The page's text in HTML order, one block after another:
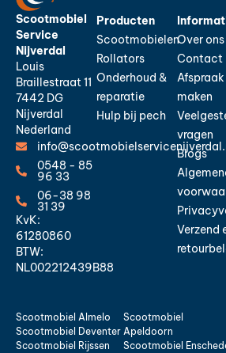
Scootmobiel
Service
Nijverdal
Louis
Braillestraat 11
7442 DG
Nijverdal
Nederland
0548 - 85
96 33
06-38 98
31 39
KvK:
61280860
BTW:
NL002212439B88
Producten
Scootmobielen
Rollators
Onderhoud &
reparatie
Hulp bij pech
Over ons
Contact
Afspraak
maken
vragen
Blogs
Verzend
Scootmobiel Almelo
Scootmobiel Deventer
Scootmobiel Rijssen
Scootmobiel
Apeldoorn
Scootmobiel